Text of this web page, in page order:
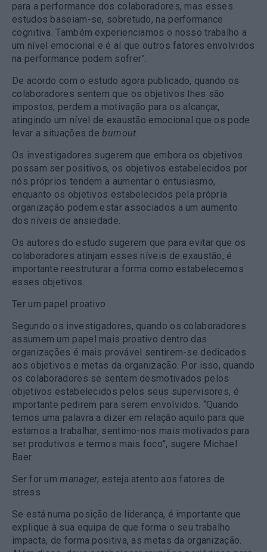
para a performance dos colaboradores, mas esses
estudos baseiam-se, sobretudo, na performance
cognitiva. Também experienciamos o nosso trabalho a
um nível emocional e é aí que outros fatores envolvidos
na performance podem sofrer”.
De acordo com o estudo agora publicado, quando os
colaboradores sentem que os objetivos lhes são
impostos, perdem a motivação para os alcançar,
atingindo um nível de exaustão emocional que os pode
levar a situações deburnout.
Os investigadores sugerem que embora os objetivos
possam ser positivos, os objetivos estabelecidos por
nós próprios tendem a aumentar o entusiasmo,
enquanto os objetivos estabelecidos pela própria
organização podem estar associados a um aumento
dos níveis de ansiedade.
Os autores do estudo sugerem que para evitar que os
colaboradores atinjam esses níveis de exaustão, é
importante reestruturar a forma como estabelecemos
esses objetivos.
Ter um papel proativo
Segundo os investigadores, quando os colaboradores
assumem um papel mais proativo dentro das
organizações é mais provável sentirem-se dedicados
aos objetivos e metas da organização. Por isso, quando
os colaboradores se sentem desmotivados pelos
objetivos estabelecidos pelos seus supervisores, é
importante pedirem para serem envolvidos. “Quando
temos uma palavra a dizer em relação aquilo para que
estamos a trabalhar, sentimo-nos mais motivados para
ser produtivos e termos mais foco”, sugere Michael
Baer.
Ser for ummanager, esteja atento aos fatores de
stress
Se está numa posição de liderança, é importante que
explique à sua equipa de que forma o seu trabalho
impacta, de forma positiva, as metas da organização.